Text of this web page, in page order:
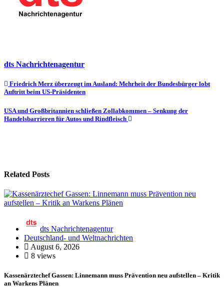
dts Nachrichtenagentur
Beitragsnavigation
Friedrich Merz überzeugt im Ausland: Mehrheit der Bundesbürger lobt
Auftritt beim US-Präsidenten
USA und Großbritannien schließen Zollabkommen – Senkung der
Handelsbarrieren für Autos und Rindfleisch
Related Posts
dts Nachrichtenagentur
Deutschland- und Weltnachrichten
August 6, 2026
8 views
Kassenärztechef Gassen: Linnemann muss Prävention neu aufstellen – Kritik
an Warkens Plänen